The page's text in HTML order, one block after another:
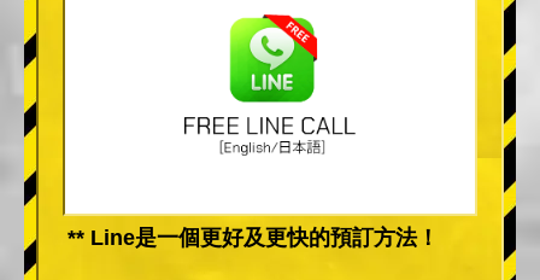
** Line是一個更好及更快的預訂方法！